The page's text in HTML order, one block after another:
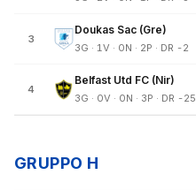
3
Doukas Sac (Gre)
3G · 1V · 0N · 2P · DR -2
4
Belfast Utd FC (Nir)
3G · 0V · 0N · 3P · DR -25
GRUPPO H